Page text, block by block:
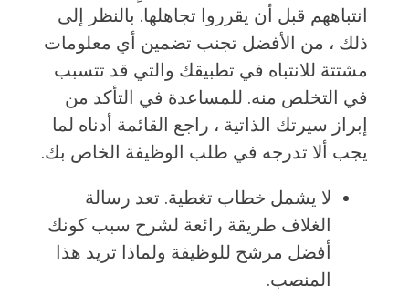
انتباههم قبل أن يقرروا تجاهلها. بالنظر إلى
ذلك ، من الأفضل تجنب تضمين أي معلومات
مشتتة للانتباه في تطبيقك والتي قد تتسبب
في التخلص منه. للمساعدة في التأكد من
إبراز سيرتك الذاتية ، راجع القائمة أدناه لما
يجب ألا تدرجه في طلب الوظيفة الخاص بك.
لا يشمل خطاب تغطية. تعد رسالة
الغلاف طريقة رائعة لشرح سبب كونك
أفضل مرشح للوظيفة ولماذا تريد هذا
المنصب.